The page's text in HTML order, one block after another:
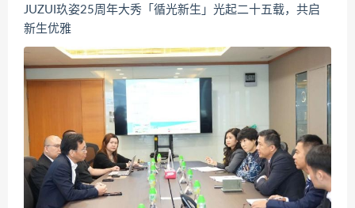
JUZUI玖姿25周年大秀「循光新生」光起二十五载，共启
新生优雅